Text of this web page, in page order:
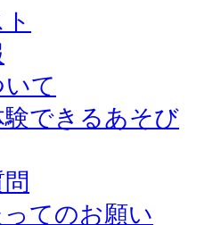
て
できるあそび
てのお願い